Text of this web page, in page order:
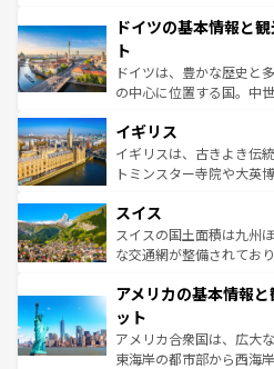
せる。地方によって風土
ンテンツ一覧 を参照して
で、幅広い魅力が詰まっ
聖堂、美しいビーチ、そ
から魅了する。また、フ
れ、フランス料理はユネ
香り高いラベンダー畑な
らに、パリ以外の地域に
も豊かな歴史と文化が息
を参照してほしい。
ドイツの基本情報と
ト
ドイツは、豊かな歴史と
の中心に位置する国。中
顔を持つこの国は、どこ
ルリンの文化的活気、バ
してライン川沿いのワイ
は、お酒好きな人にはぜひ体験し
ドイツ情報はコンテンツ
イギリス
イギリスは、古きよき伝
トミンスター寺院や大英
リアごとに異なる魅力が
ティー、ビール好きには
戦など、本場だからこそ
ンツ一覧を参照してほし
スイス
スイスの国土面積は九州
な交通網が整備されてお
の建物がそのまま残る町
博物館もあり、アルプス
ことができる。国民の所
者向けの交通パス提供の
アメリカの基本情報
ット
アメリカ合衆国は、広大
東海岸の都市部から西海